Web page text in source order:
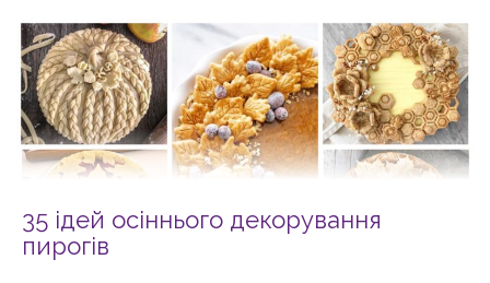
35 ідей осіннього декорування
пирогів